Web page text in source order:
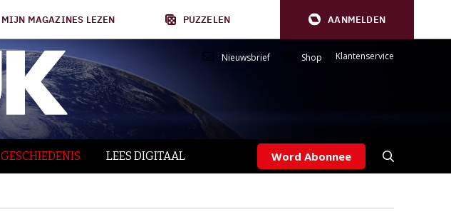
MIJN MAGAZINES LEZEN PUZZELEN AANMELDEN
Nieuwsbrief Shop Klantenservice
GESCHIEDENIS LEES DIGITAAL Word Abonnee